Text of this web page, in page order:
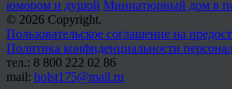
юмором и душой Миниатюрный дом в
© 2026 Copyright.
Пользовательское соглашение на
Политика конфиденциальности
тел.: 8 800 222 02 86
mail: holst175@mail.ru